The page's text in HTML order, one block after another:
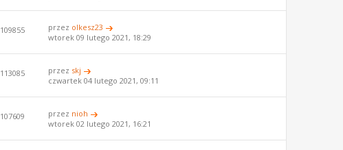
109855 przez olkesz23
wtorek 09 lutego 2021, 18:29
113085 przez skj
czwartek 04 lutego 2021, 09:11
107609 przez nioh
wtorek 02 lutego 2021, 16:21